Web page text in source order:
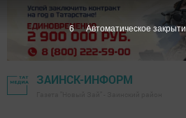
ЗАИНСК-ИНФОРМ
5 Автоматическое